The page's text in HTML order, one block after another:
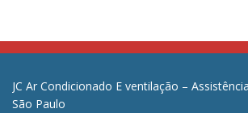
JC Ar Condicionado E ventilação –
São Paulo